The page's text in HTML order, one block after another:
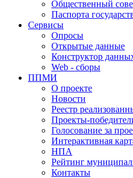
Общественный
Паспорта
Сервисы
Опросы
Открытые данные
Конструктор
Web - сборы
ППМИ
О проекте
Новости
Реестр
Проекты-
Голосование за
Интерактивная
НПА
Рейтинг
Контакты